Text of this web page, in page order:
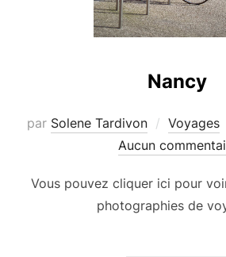
Nancy
par Solene Tardivon Voyages
Aucun
Vous pouvez cliquer ici pour
photographies de